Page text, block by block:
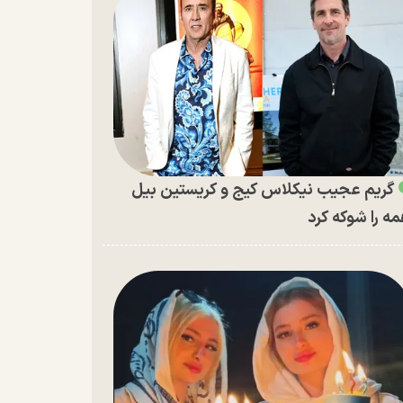
گریم عجیب نیکلاس کیج و کریستین بیل
را شوکه کرد